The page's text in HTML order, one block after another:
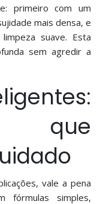
primeiro com um
mais densa, e
suave. Esta
sem agredir a
que
vale a pena
fórmulas simples,